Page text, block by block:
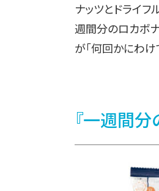
ナッツとドライ
週間分のロカボ
が「何回かにわけ
『一週間